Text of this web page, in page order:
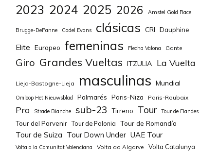
2023 2024 2025 2026 Amstel Gold Race
Brugge-DePanne Cadel Evans clásicas CRI Dauphine
Elite Europeo femeninas Flecha Valona Gante
Giro Grandes Vueltas ITZULIA La Vuelta
Lieja-Bastogne-Lieja masculinas Mundial
Omloop Het Nieuwsblad Palmarés Paris-Niza Paris-Roubaix
Pro Strade Bianche sub-23 Tirreno Tour Tour de Flandes
Tour del Porvenir Tour de Polonia Tour de Romandía
Tour de Suiza Tour Down Under UAE Tour
Volta a la Comunitat Valenciana Volta ao Algarve Volta Catalunya